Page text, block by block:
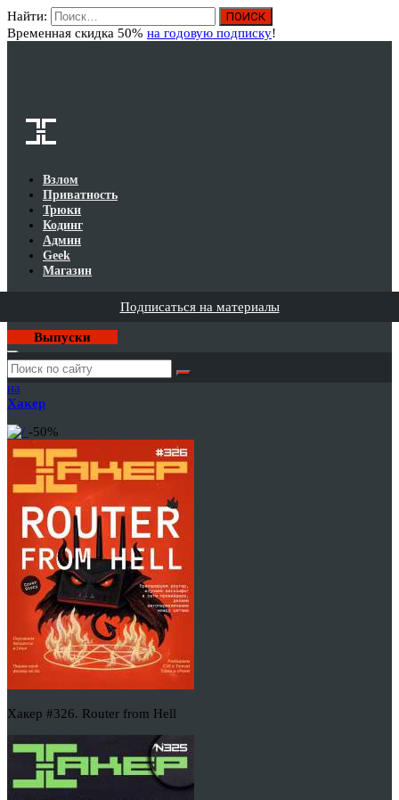
Найти:
Временная скидка 50% на годовую подписку!
Взлом
Приватность
Трюки
Кодинг
Админ
Geek
Магазин
Подписаться на материалы
Выпуски
Годовая
подписка
на
Хакер
-50%
Хакер #326. Router from Hell